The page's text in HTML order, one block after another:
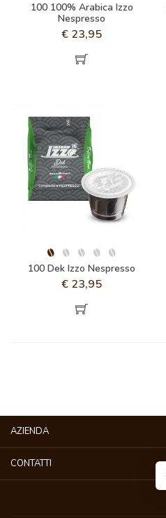
100 100% Arabica Izzo
Nespresso
€ 23,95
100 Dek Izzo Nespresso
€ 23,95
AZIENDA
CONTATTI